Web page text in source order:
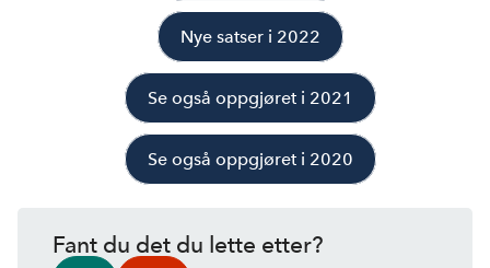
Nye satser i 2022
Se også oppgjøret i 2021
Se også oppgjøret i 2020
Fant du det du lette etter?